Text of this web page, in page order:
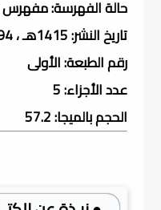
حالة الفهرسة:
تاريخ النشر: 1415هـ ، 1994م
رقم الطبعة: الأولى
عدد الأجزاء: 5
الحجم بالميجا: 57.2